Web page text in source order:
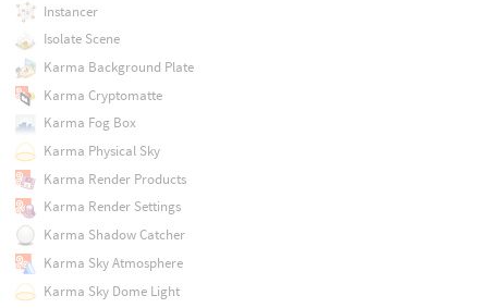
Instancer
Isolate Scene
Karma Background Plate
Karma Cryptomatte
Karma Fog Box
Karma Physical Sky
Karma Render Products
Karma Render Settings
Karma Shadow Catcher
Karma Sky Atmosphere
Karma Sky Dome Light